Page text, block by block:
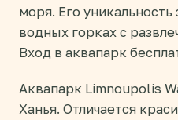
моря. Его
водных горках с
Вход в аквапарк
Аквапарк Limnoupolis
Ханья. Отличается